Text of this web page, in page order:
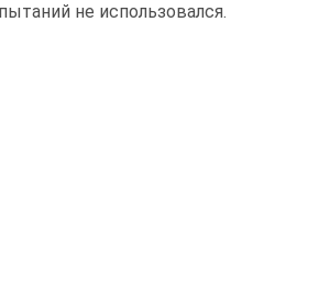
не использовался.